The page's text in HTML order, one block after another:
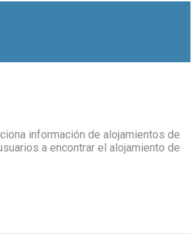
información de alojamientos de
a encontrar el alojamiento de